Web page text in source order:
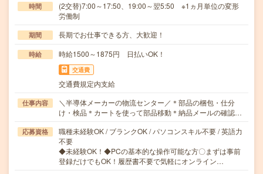
時間
(2交替)7:00～17:50、19:00～翌5:50 ※1ヵ月単位の変形
労働制
期間 長期でお仕事できる方、大歓迎！
時給 時給1500～1875円 日払いOK！
交通費
交通費規定内支給
仕事内容
＼半導体メーカーの物流センター／＊部品の梱包・仕分
け・検品＊カートを使って部品移動＊納品メールの確認…
応募資格
職種未経験OK / ブランクOK / パソコンスキル不要 / 英語力
不要
◆未経験OK！◆PCの基本的な操作可能な方〇まずは事前
登録だけでもOK！履歴書不要で気軽にオンライン…